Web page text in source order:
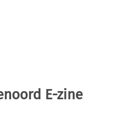
E-zine